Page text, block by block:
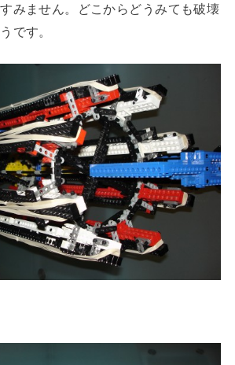
みません。どこからどうみても破壊
です。